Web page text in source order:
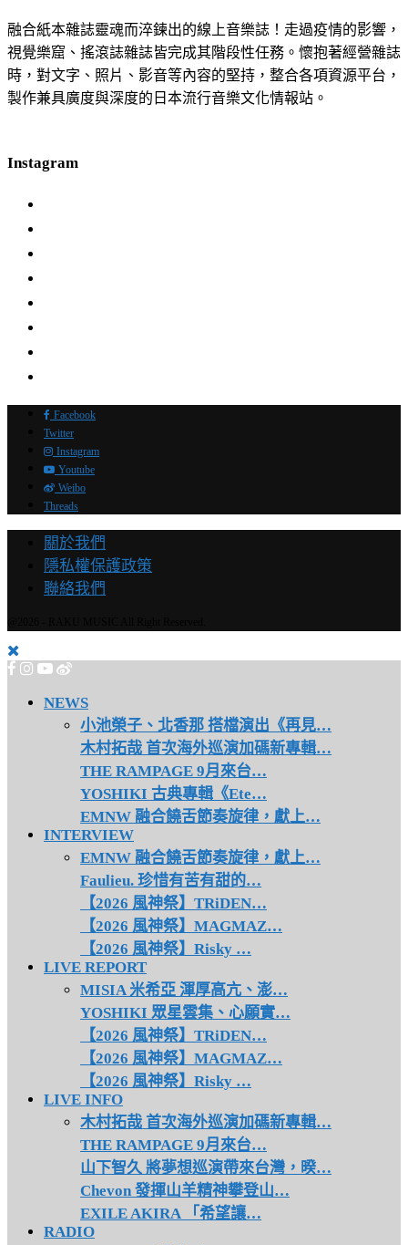
融合紙本雜誌靈魂而淬鍊出的線上音樂誌！走過疫情的影響，
視覺樂窟、搖滾誌雜誌皆完成其階段性任務。懷抱著經營雜誌
時，對文字、照片、影音等內容的堅持，整合各項資源平台，
製作兼具廣度與深度的日本流行音樂文化情報站。
Instagram
Facebook
Twitter
Instagram
Youtube
Weibo
Threads
關於我們
隱私權保護政策
聯絡我們
NEWS
小池榮子、北香那 搭檔演出《再見…
木村拓哉 首次海外巡演加碼新專輯…
THE RAMPAGE 9月來台…
YOSHIKI 古典專輯《Ete…
EMNW 融合饒舌節奏旋律，獻上…
INTERVIEW
EMNW 融合饒舌節奏旋律，獻上…
Faulieu. 珍惜有苦有甜的…
【2026 風神祭】TRiDEN…
【2026 風神祭】MAGMAZ…
【2026 風神祭】Risky …
LIVE REPORT
MISIA 米希亞 渾厚高亢、澎…
YOSHIKI 眾星雲集、心願實…
【2026 風神祭】TRiDEN…
【2026 風神祭】MAGMAZ…
【2026 風神祭】Risky …
LIVE INFO
木村拓哉 首次海外巡演加碼新專輯…
THE RAMPAGE 9月來台…
山下智久 將夢想巡演帶來台灣，暌…
Chevon 發揮山羊精神攀登山…
EXILE AKIRA 「希望讓…
RADIO